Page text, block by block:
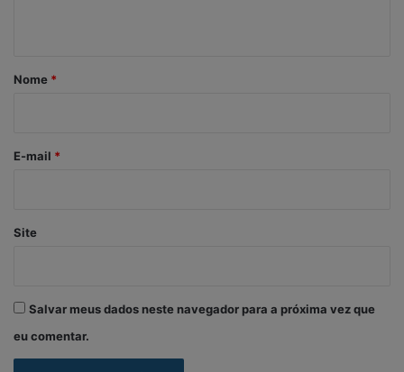
r
*
Nome *
E-mail *
Site
Salvar meus dados neste navegador para a próxima vez que
eu comentar.